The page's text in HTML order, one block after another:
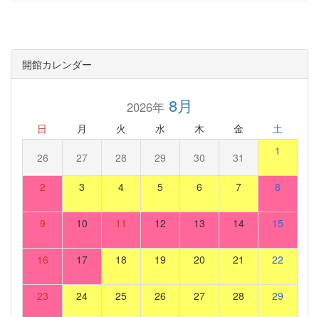
開館カレンダー
2026年8月
日 月 火 水 木 金 土
26 27 28 29 30 31 1
2 3 4 5 6 7 8
9 10 11 12 13 14 15
16 17 18 19 20 21 22
23 24 25 26 27 28 29